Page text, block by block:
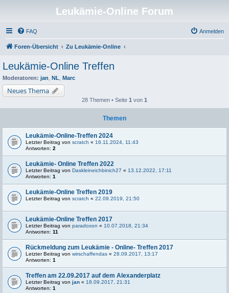
Leukämie-Online Forum
FAQ Anmelden
Foren-Übersicht Zu Leukämie-Online
Leukämie-Online Treffen
Moderatoren: jan NL Marc
Neues Thema
28 Themen • Seite 1 von 1
Themen
Leukämie-Online-Treffen 2024
Letzter Beitrag von scratch « 16.11.2024, 11:43
Antworten: 2
Leukämie- Online Treffen 2022
Letzter Beitrag von Daskleineichbinich27 « 13.12.2022, 17:11
Antworten: 1
Leukämie-Online Treffen 2019
Letzter Beitrag von scratch « 22.09.2019, 21:50
Leukämie-Online Treffen 2017
Letzter Beitrag von paradoxon « 10.07.2018, 21:34
Antworten: 11
Rückmeldung zum Leukämie - Online- Treffen 2017
Letzter Beitrag von wirschaffendas « 28.09.2017, 13:17
Antworten: 1
Treffen am 22.09.2017 auf dem Alexanderplatz
Letzter Beitrag von jan « 18.09.2017, 21:31
Antworten: 1